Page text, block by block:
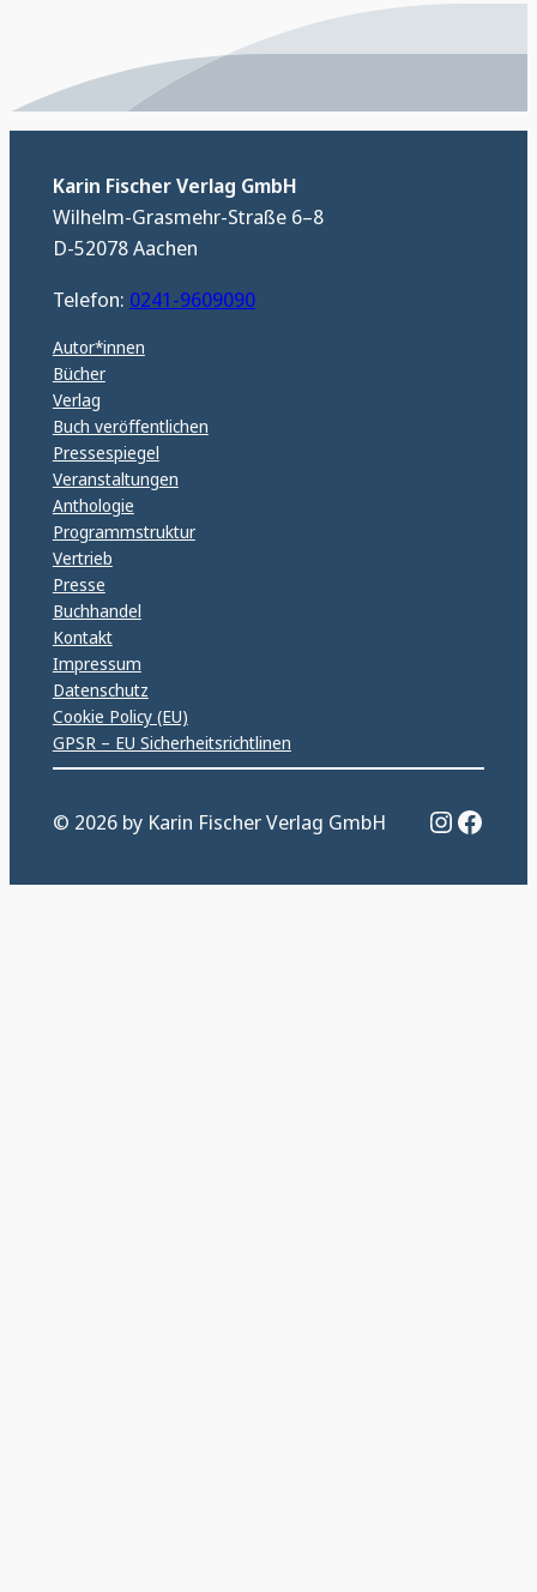
Karin Fischer Verlag GmbH
Wilhelm-Grasmehr-Straße 6–8
D-52078 Aachen
Telefon: 0241-9609090
Autor*innen
Bücher
Verlag
Buch veröffentlichen
Pressespiegel
Veranstaltungen
Anthologie
Programmstruktur
Vertrieb
Presse
Buchhandel
Kontakt
Impressum
Datenschutz
Cookie Policy (EU)
GPSR – EU Sicherheitsrichtlinen
© 2026 by Karin Fischer Verlag GmbH